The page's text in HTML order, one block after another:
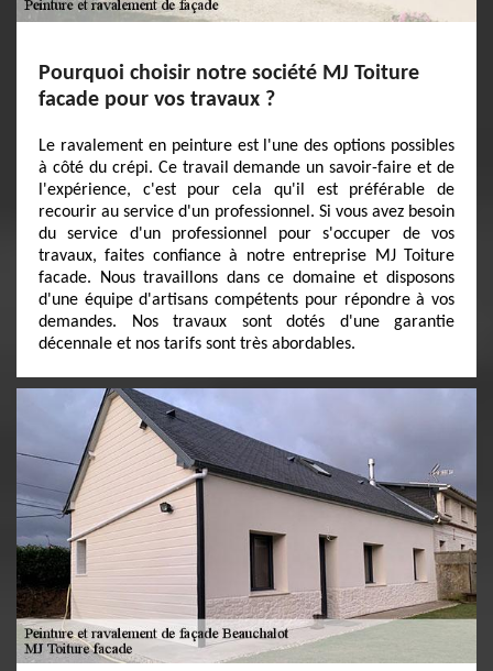
Pourquoi choisir notre société MJ Toiture
facade pour vos travaux ?
Le ravalement en peinture est l'une des options possibles
à côté du crépi. Ce travail demande un savoir-faire et de
l'expérience, c'est pour cela qu'il est préférable de
recourir au service d'un professionnel. Si vous avez besoin
du service d'un professionnel pour s'occuper de vos
travaux, faites confiance à notre entreprise MJ Toiture
facade. Nous travaillons dans ce domaine et disposons
d'une équipe d'artisans compétents pour répondre à vos
demandes. Nos travaux sont dotés d'une garantie
décennale et nos tarifs sont très abordables.